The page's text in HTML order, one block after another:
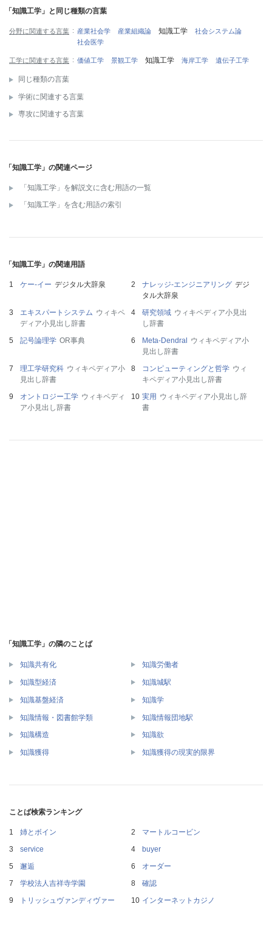
「知識工学」と同じ種類の言葉
分野に関連する言葉 産業社会学 産業組織論 知識工学
社会システム論
社会医学
工学に関連する言葉 価値工学 景観工学 知識工学 海岸工学 遺伝子工学
同じ種類の言葉
学術に関連する言葉
専攻に関連する言葉
「知識工学」の関連ページ
「知識工学」を解説文に含む用語の一覧
「知識工学」を含む用語の索引
「知識工学」の関連用語
ケー‐イー デジタル大辞泉 ナレッジ‐エンジニアリング デジ
タル大辞泉
エキスパートシステム ウィキペ
ディア小見出し辞書
研究領域 ウィキペディア小見出
し辞書
記号論理学 OR事典 Meta-Dendral
ウィキペディア小
見出し辞書
理工学研究科 ウィキペディア小
見出し辞書
コンピューティングと哲学 ウィ
キペディア小見出し辞書
オントロジー工学 ウィキペディ
ア小見出し辞書
実用 ウィキペディア小見出し辞
書
「知識工学」の隣のことば
知識共有化 知識労働者
知識型経済 知識城駅
知識基盤経済 知識学
知識情報・図書館学類 知識情報団地駅
知識構造 知識欲
知識獲得 知識獲得の現実的限界
ことば検索ランキング
姉とボイン
マートルコービン
service
buyer
邂逅
オーダー
学校法人吉祥寺学園
確認
トリッシュヴァンディヴァー
インターネットカジノ